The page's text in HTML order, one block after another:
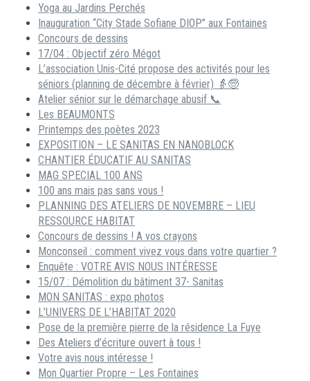
Yoga au Jardins Perchés
Inauguration “City Stade Sofiane DIOP” aux Fontaines
Concours de dessins
17/04 : Objectif zéro Mégot
L’association Unis-Cité propose des activités pour les
séniors (planning de décembre à février) 👵🧓
Atelier sénior sur le démarchage abusif 📞
Les BEAUMONTS
Printemps des poètes 2023
EXPOSITION – LE SANITAS EN NANOBLOCK
CHANTIER ÉDUCATIF AU SANITAS
MAG SPECIAL 100 ANS
100 ans mais pas sans vous !
PLANNING DES ATELIERS DE NOVEMBRE – LIEU
RESSOURCE HABITAT
Concours de dessins ! A vos crayons
Monconseil : comment vivez vous dans votre quartier ?
Enquête : VOTRE AVIS NOUS INTÉRESSE
15/07 : Démolition du bâtiment 37- Sanitas
MON SANITAS : expo photos
L’UNIVERS DE L’HABITAT 2020
Pose de la première pierre de la résidence La Fuye
Des Ateliers d’écriture ouvert à tous !
Votre avis nous intéresse !
Mon Quartier Propre – Les Fontaines